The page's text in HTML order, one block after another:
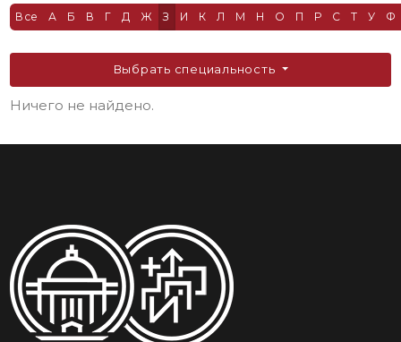
Все А Б В Г Д Ж З И К Л М Н О П Р С Т У Ф
Выбрать специальность
Ничего не найдено.